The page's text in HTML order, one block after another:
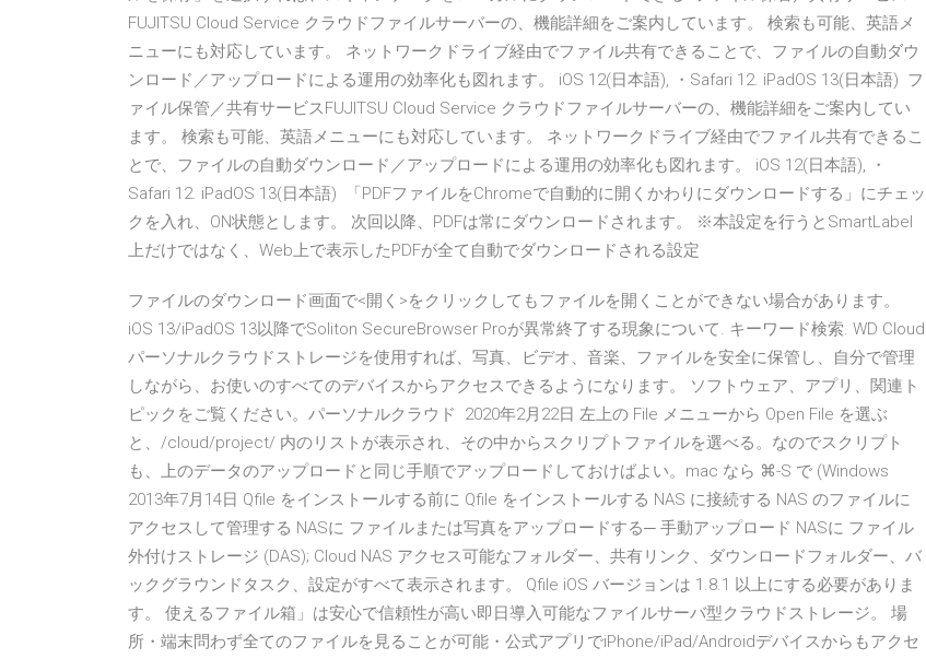
FUJITSU Cloud Service クラウドファイルサーバーの、機能詳細をご案内しています。 検索も可能、英語メ
ニューにも対応しています。 ネットワークドライブ経由でファイル共有できることで、ファイルの自動ダウ
ンロード／アップロードによる運用の効率化も図れます。 iOS 12(日本語), ・Safari 12. iPadOS 13(日本語) フ
ァイル保管／共有サービスFUJITSU Cloud Service クラウドファイルサーバーの、機能詳細をご案内してい
ます。 検索も可能、英語メニューにも対応しています。 ネットワークドライブ経由でファイル共有できるこ
とで、ファイルの自動ダウンロード／アップロードによる運用の効率化も図れます。 iOS 12(日本語), ・
Safari 12. iPadOS 13(日本語) 「PDFファイルをChromeで自動的に開くかわりにダウンロードする」にチェッ
クを入れ、ON状態とします。 次回以降、PDFは常にダウンロードされます。 ※本設定を行うとSmartLabel
上だけではなく、Web上で表示したPDFが全て自動でダウンロードされる設定
ファイルのダウンロード画面で<開く>をクリックしてもファイルを開くことができない場合があります。
iOS 13/iPadOS 13以降でSoliton SecureBrowser Proが異常終了する現象について. キーワード検索. WD Cloud
パーソナルクラウドストレージを使用すれば、写真、ビデオ、音楽、ファイルを安全に保管し、自分で管理
しながら、お使いのすべてのデバイスからアクセスできるようになります。 ソフトウェア、アプリ、関連ト
ピックをご覧ください。パーソナルクラウド 2020年2月22日 左上の File メニューから Open File を選ぶ
と、/cloud/project/ 内のリストが表示され、その中からスクリプトファイルを選べる。なのでスクリプト
も、上のデータのアップロードと同じ手順でアップロードしておけばよい。mac なら ⌘-S で (Windows
2013年7月14日 Qfile をインストールする前に Qfile をインストールする NAS に接続する NAS のファイルに
アクセスして管理する NASに ファイルまたは写真をアップロードする─ 手動アップロード NASに ファイル
外付けストレージ (DAS); Cloud NAS アクセス可能なフォルダー、共有リンク、ダウンロードフォルダー、バ
ックグラウンドタスク、設定がすべて表示されます。 Qfile iOS バージョンは 1.8.1 以上にする必要がありま
す。 使えるファイル箱」は安心で信頼性が高い即日導入可能なファイルサーバ型クラウドストレージ。 場
所・端末問わず全てのファイルを見ることが可能・公式アプリでiPhone/iPad/Androidデバイスからもアクセ